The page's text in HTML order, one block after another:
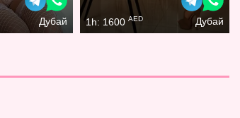
Дубай 1h: 1600AED Дубай